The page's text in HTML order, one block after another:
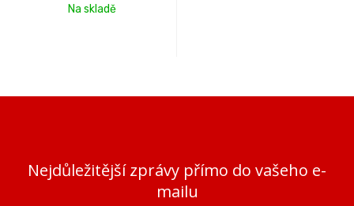
Na skladě
Nejdůležitější zprávy přímo do vašeho e-
mailu